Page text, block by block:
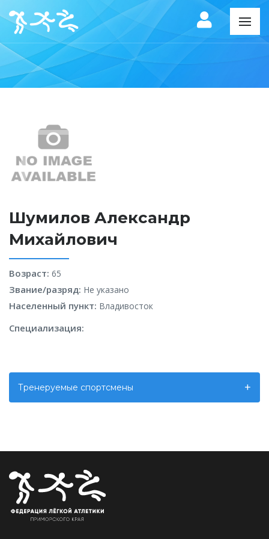
Шумилов Александр
Михайлович
Возраст: 65
Звание/разряд: Не указано
Населенный пункт: Владивосток
Специализация:
Тренеруемые спортсмены